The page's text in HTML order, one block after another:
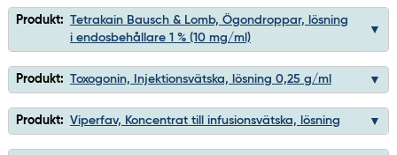
Produkt: Tetrakain Bausch & Lomb, Ögondroppar, lösning
i endosbehållare 1 % (10 mg/ml)
Produkt: Toxogonin, Injektionsvätska, lösning 0,25 g/ml
Produkt: Viperfav, Koncentrat till infusionsvätska, lösning